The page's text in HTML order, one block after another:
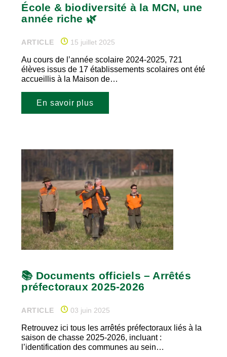
École & biodiversité à la MCN, une
année riche 🌿
ARTICLE 15 juillet 2025
Au cours de l’année scolaire 2024-2025, 721
élèves issus de 17 établissements scolaires ont été
accueillis à la Maison de…
En savoir plus
📚 Documents officiels – Arrêtés
préfectoraux 2025-2026
ARTICLE 03 juin 2025
Retrouvez ici tous les arrêtés préfectoraux liés à la
saison de chasse 2025-2026, incluant :
l’identification des communes au sein…